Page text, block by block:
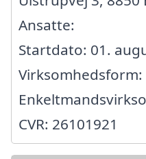
Ansatte:
Startdato: 01.
Virksomhedsform:
CVR: 26101921